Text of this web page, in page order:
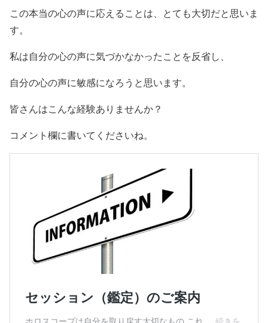
この本当の心の声に応えることは、とても大切だと思いま
す。
私は自分の心の声に気づかなかったことを反省し、
自分の心の声に敏感になろうと思います。
皆さんはこんな経験ありませんか？
コメント欄に書いてくださいね。